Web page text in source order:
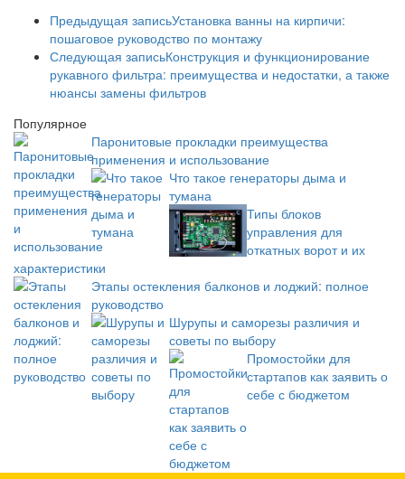
Предыдущая записьУстановка ванны на кирпичи:
пошаговое руководство по монтажу
Следующая записьКонструкция и функционирование
рукавного фильтра: преимущества и недостатки, а также
нюансы замены фильтров
Популярное
Паронитовые прокладки преимущества
применения и использование
Что такое генераторы дыма и
тумана
Типы блоков
управления для
откатных ворот и их
характеристики
Этапы остекления балконов и лоджий: полное
руководство
Шурупы и саморезы различия и
советы по выбору
Промостойки для
стартапов как заявить о
себе с бюджетом